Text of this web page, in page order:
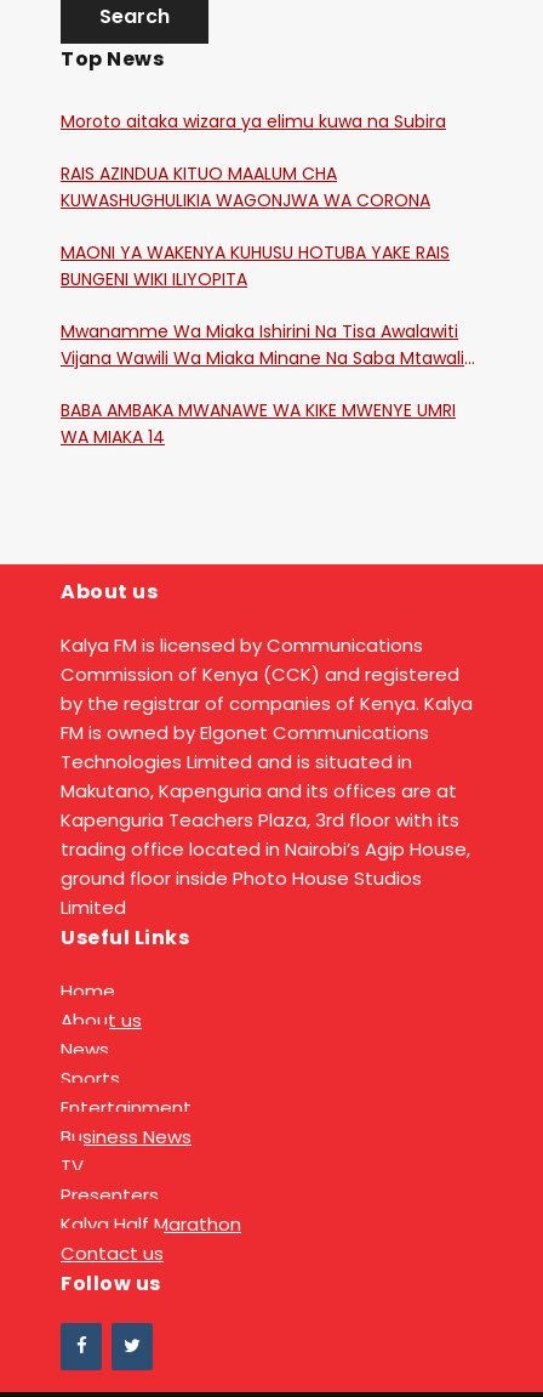
Top News
Moroto aitaka wizara ya elimu kuwa na Subira
RAIS AZINDUA KITUO MAALUM CHA
KUWASHUGHULIKIA WAGONJWA WA CORONA
MAONI YA WAKENYA KUHUSU HOTUBA YAKE RAIS
BUNGENI WIKI ILIYOPITA
Mwanamme Wa Miaka Ishirini Na Tisa Awalawiti
Vijana Wawili Wa Miaka Minane Na Saba Mtawalia
BABA AMBAKA MWANAWE WA KIKE MWENYE UMRI
WA MIAKA 14
About us
Kalya FM is licensed by Communications
Commission of Kenya (CCK) and registered
by the registrar of companies of Kenya. Kalya
FM is owned by Elgonet Communications
Technologies Limited and is situated in
Makutano, Kapenguria and its offices are at
Kapenguria Teachers Plaza, 3rd floor with its
trading office located in Nairobi’s Agip House,
ground floor inside Photo House Studios
Limited
Useful Links
Home
About us
News
Sports
Entertainment
Business News
TV
Presenters
Kalya Half Marathon
Contact us
Follow us